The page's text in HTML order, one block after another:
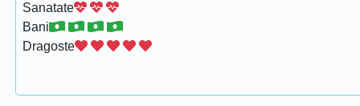
Sanatate
Bani
Dragoste